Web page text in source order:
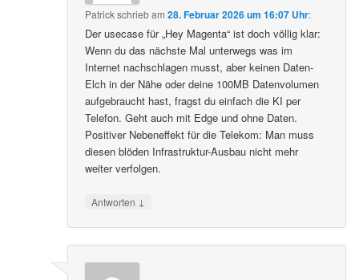
Patrickschriebam28. Februar 2026 um 16:07 Uhr:
Der usecase für „Hey Magenta“ ist doch völlig klar:
Wenn du das nächste Mal unterwegs was im
Internet nachschlagen musst, aber keinen Daten-
Elch in der Nähe oder deine 100MB Datenvolumen
aufgebraucht hast, fragst du einfach die KI per
Telefon. Geht auch mit Edge und ohne Daten.
Positiver Nebeneffekt für die Telekom: Man muss
diesen blöden Infrastruktur-Ausbau nicht mehr
weiter verfolgen.
Antworten ↓